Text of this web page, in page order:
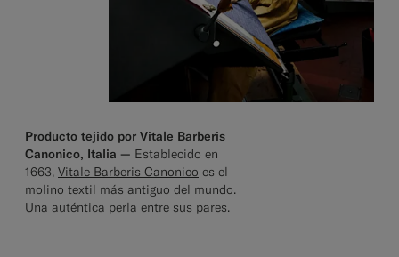
Producto tejido por Vitale Barberis
Canonico, Italia — Establecido en
1663, Vitale Barberis Canonico es el
molino textil más antiguo del mundo.
Una auténtica perla entre sus pares.